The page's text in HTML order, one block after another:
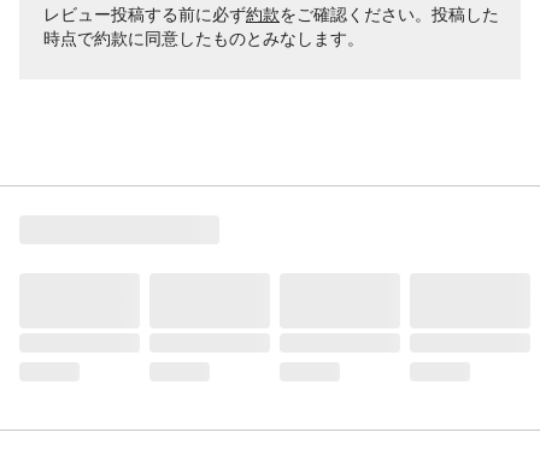
レビュー投稿する前に必ず約款をご確認ください。投稿した
時点で約款に同意したものとみなします。